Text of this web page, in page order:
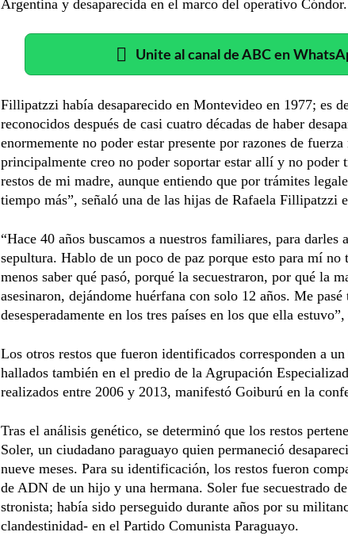
Argentina y desaparecida en el marco del operativo Cóndor.
Unite al canal de ABC en
Fillipatzzi había desaparecido en Montevideo en 1977; es
reconocidos después de casi cuatro décadas de haber
enormemente no poder estar presente por razones de
principalmente creo no poder soportar estar allí y no poder
restos de mi madre, aunque entiendo que por trámites
tiempo más”, señaló una de las hijas de Rafaela Fillipatzzi
“Hace 40 años buscamos a nuestros familiares, para darles
sepultura. Hablo de un poco de paz porque esto para mí no
menos saber qué pasó, porqué la secuestraron, por qué la
asesinaron, dejándome huérfana con solo 12 años. Me
desesperadamente en los tres países en los que ella
Los otros restos que fueron identificados corresponden a
hallados también en el predio de la Agrupación
realizados entre 2006 y 2013, manifestó Goiburú en la
Tras el análisis genético, se determinó que los restos
Soler, un ciudadano paraguayo quien permaneció
nueve meses. Para su identificación, los restos fueron
de ADN de un hijo y una hermana. Soler fue secuestrado
stronista; había sido perseguido durante años por su
clandestinidad- en el Partido Comunista Paraguayo.